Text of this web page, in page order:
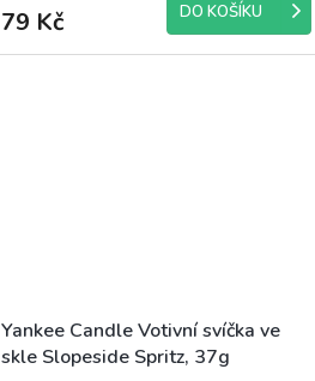
79 Kč DO KOŠÍKU
Yankee Candle Votivní svíčka ve
skle Slopeside Spritz, 37g